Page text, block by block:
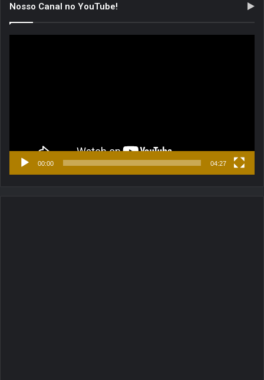
Nosso Canal no YouTube!
00:00 04:27